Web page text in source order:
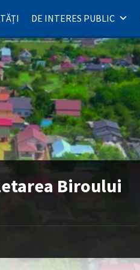
DE INTERES PUBLIC
Biroului